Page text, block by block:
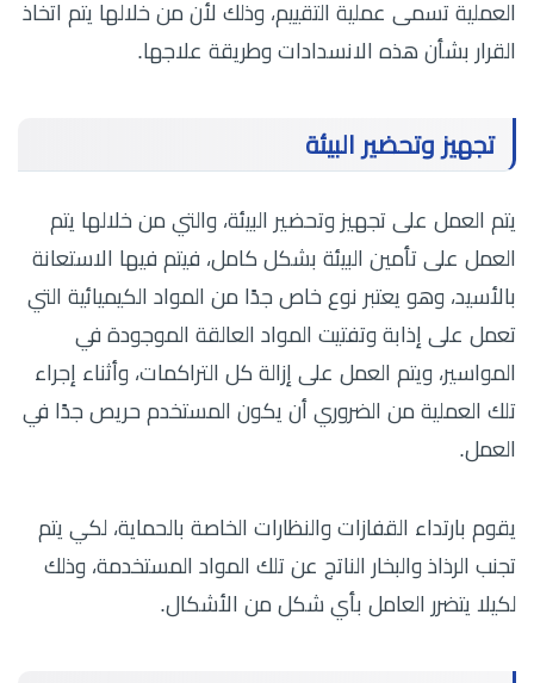
العملية تسمى عملية التقييم، وذلك لأن من خلالها يتم اتخاذ
القرار بشأن هذه الانسدادات وطريقة علاجها.
تجهيز وتحضير البيئة
يتم العمل على تجهيز وتحضير البيئة، والتي من خلالها يتم
العمل على تأمين البيئة بشكل كامل، فيتم فيها الاستعانة
بالأسيد، وهو يعتبر نوع خاص جدًا من المواد الكيميائية التي
تعمل على إذابة وتفتيت المواد العالقة الموجودة في
المواسير، ويتم العمل على إزالة كل التراكمات، وأثناء إجراء
تلك العملية من الضروري أن يكون المستخدم حريص جدًا في
العمل.
يقوم بارتداء القفازات والنظارات الخاصة بالحماية، لكي يتم
تجنب الرذاذ والبخار الناتج عن تلك المواد المستخدمة، وذلك
لكيلا يتضرر العامل بأي شكل من الأشكال.